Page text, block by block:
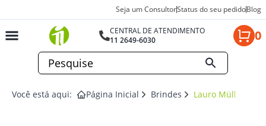
Seja um ConsultorStatus do seu pedidoBlog
CENTRAL DE ATENDIMENTO
11 2649-6030
0
Você está aqui: Página Inicial Brindes Lauro Müller